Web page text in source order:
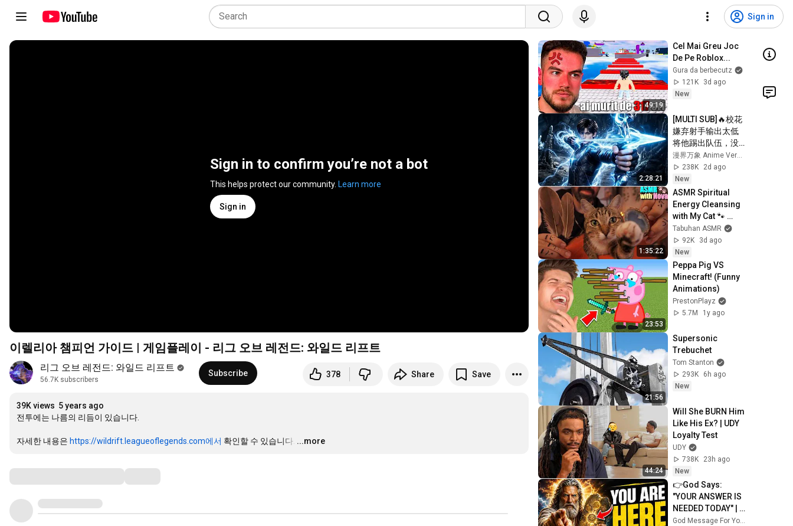
Sign in
Sign in to confirm you’re not a bot
This helps protect our community. Learn more
Sign in
이렐리아 챔피언 가이드 | 게임플레이 - 리그 오브 레전드: 와일드 리프트
리그 오브 레전드: 와일드 리프트
56.7K subscribers
Subscribe 378 Share Save
39K views 5 years ago
전투에는 나름의 리듬이 있습니다.
자세한 내용은 https://wildrift.leagueoflegends.com에서 확인할 수 있습니다. …
...more
49:19
Cel Mai Greu Joc
De Pe Roblox...
Gura da berbecutz
121K
3d ago
New
2:28:21
[MULTI SUB]🔥校花
嫌弃射手输出太低
将他踢出队伍，没
人料到射手拥有九
百万高额防御。闯
荡冠军秘境，直接
刷新校史纪录强势
打脸！
238K
2d ago
New
1:35:22
ASMR Spiritual
Energy Cleansing
with My Cat 🐾
Purring & Reiki for
Sleep & Stress
Relief
Tabuhan ASMR
92K
3d ago
New
23:53
Peppa Pig VS
Minecraft! (Funny
Animations)
PrestonPlayz
5.7M
1y ago
21:56
Supersonic
Trebuchet
Tom Stanton
293K
6h ago
New
44:24
Will She BURN Him
Like His Ex? | UDY
Loyalty Test
UDY
738K
23h ago
New
👉God Says:
"YOUR ANSWER IS
NEEDED TODAY" |
God Message